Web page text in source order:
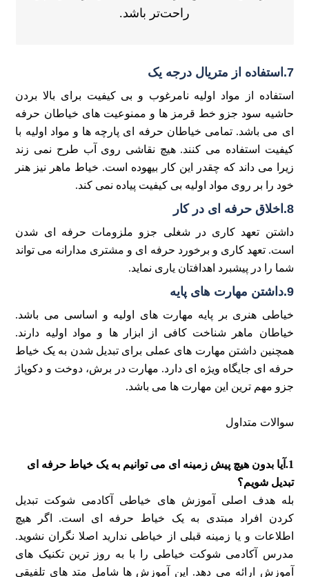
راحت‌تر باشد.
7.استفاده از متریال درجه یک
استفاده از مواد اولیه نامرغوب و بی کیفیت برای بالا بردن
حاشیه سود جزو خط قرمز ها و ممنوعیت های خیاطان حرفه
ای می باشد. تمامی خیاطان حرفه ای پارچه ها و مواد اولیه با
کیفیت استفاده می کنند. هیچ نقاشی روی آب طرح نمی زند
زیرا می داند که چقدر این کار بیهوده است. خیاط ماهر نیز هنر
خود را بر روی مواد اولیه بی کیفیت پیاده نمی کند.
8.اخلاق حرفه ای در کار
داشتن تعهد کاری در شغلی جزو ملزومات حرفه ای شدن
است. تعهد کاری و برخورد حرفه ای و مشتری مدارانه می تواند
شما را در پیشبرد اهدافتان یاری نماید.
9.داشتن مهارت های پایه
خیاطی هنری بر پایه مهارت های اولیه و اساسی می باشد.
خیاطان ماهر شناخت کافی از ابزار ها و مواد اولیه دارند.
همچنین داشتن مهارت های عملی برای تبدیل شدن به یک خیاط
حرفه ای جایگاه ویژه ای دارد. مهارت در برش، دوخت و دکوپاژ
جزو مهم ترین این مهارت ها می باشد.
سوالات متداول
1.آیا بدون هیچ پیش زمینه ای می توانیم به یک خیاط حرفه ای
تبدیل شویم؟
بله هدف اصلی آموزش های خیاطی آکادمی شوکت تبدیل
کردن افراد مبتدی به یک خیاط حرفه ای است. اگر هیچ
اطلاعات و یا زمینه قبلی از خیاطی ندارید اصلا نگران نشوید.
مدرس آکادمی شوکت خیاطی را با به روز ترین تکنیک های
آموزش ارائه می دهد. این آموزش ها شامل متد های تلفیقی